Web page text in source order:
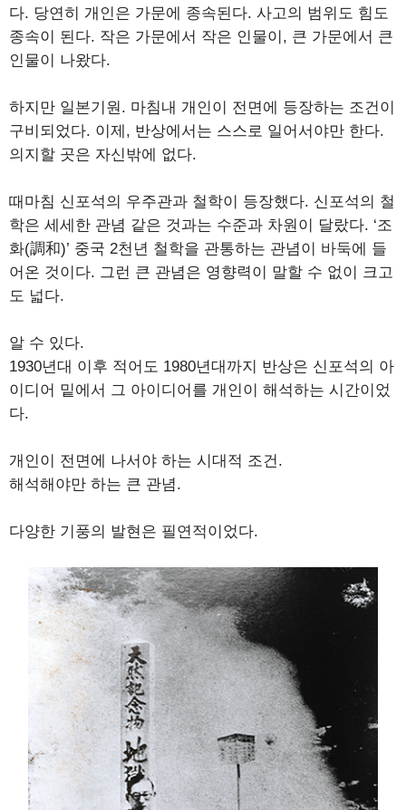
다. 당연히 개인은 가문에 종속된다. 사고의 범위도 힘도
종속이 된다. 작은 가문에서 작은 인물이, 큰 가문에서 큰
인물이 나왔다.
하지만 일본기원. 마침내 개인이 전면에 등장하는 조건이
구비되었다. 이제, 반상에서는 스스로 일어서야만 한다.
의지할 곳은 자신밖에 없다.
때마침 신포석의 우주관과 철학이 등장했다. 신포석의 철
학은 세세한 관념 같은 것과는 수준과 차원이 달랐다. ‘조
화(調和)’ 중국 2천년 철학을 관통하는 관념이 바둑에 들
어온 것이다. 그런 큰 관념은 영향력이 말할 수 없이 크고
도 넓다.
알 수 있다.
1930년대 이후 적어도 1980년대까지 반상은 신포석의 아
이디어 밑에서 그 아이디어를 개인이 해석하는 시간이었
다.
개인이 전면에 나서야 하는 시대적 조건.
해석해야만 하는 큰 관념.
다양한 기풍의 발현은 필연적이었다.